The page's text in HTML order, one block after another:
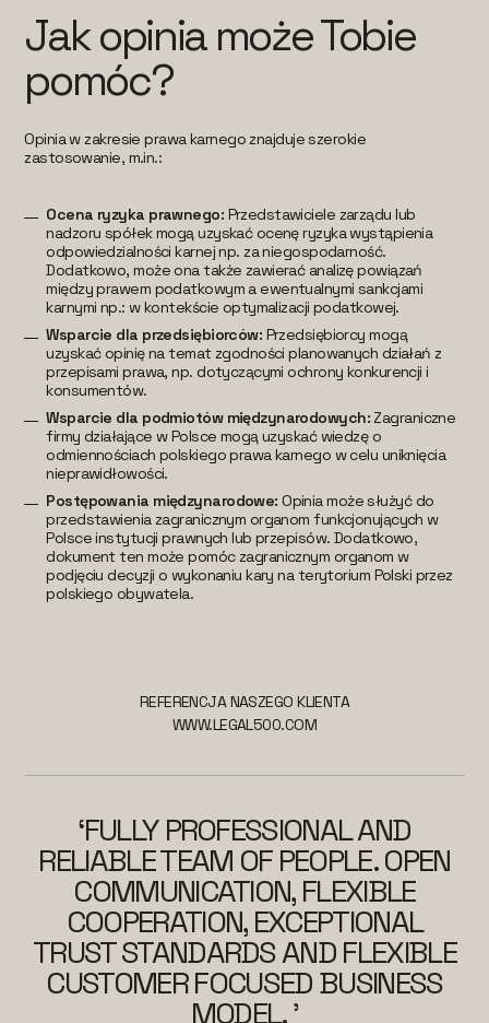
Jak opinia może Tobie
pomóc?
Opinia w zakresie prawa karnego znajduje szerokie
zastosowanie, m.in.:
Ocena ryzyka prawnego: Przedstawiciele zarządu lub
nadzoru spółek mogą uzyskać ocenę ryzyka wystąpienia
odpowiedzialności karnej np. za niegospodarność.
Dodatkowo, może ona także zawierać analizę powiązań
między prawem podatkowym a ewentualnymi sankcjami
karnymi np.: w kontekście optymalizacji podatkowej.
Wsparcie dla przedsiębiorców: Przedsiębiorcy mogą
uzyskać opinię na temat zgodności planowanych działań z
przepisami prawa, np. dotyczącymi ochrony konkurencji i
konsumentów.
Wsparcie dla podmiotów międzynarodowych:Zagraniczne
firmy działające w Polsce mogą uzyskać wiedzę o
odmiennościach polskiego prawa karnego w celu uniknięcia
nieprawidłowości.
Postępowania międzynarodowe: Opinia może służyć do
przedstawienia zagranicznym organom funkcjonujących w
Polsce instytucji prawnych lub przepisów. Dodatkowo,
dokument ten może pomóc zagranicznym organom w
podjęciu decyzji o wykonaniu kary na terytorium Polski przez
polskiego obywatela.
REFERENCJA NASZEGO KLIENTA
WWW.LEGAL500.COM
‘FULLY PROFESSIONAL AND
RELIABLE TEAM OF PEOPLE. OPEN
COMMUNICATION, FLEXIBLE
COOPERATION, EXCEPTIONAL
TRUST STANDARDS AND FLEXIBLE
CUSTOMER FOCUSED BUSINESS
MODEL. ’